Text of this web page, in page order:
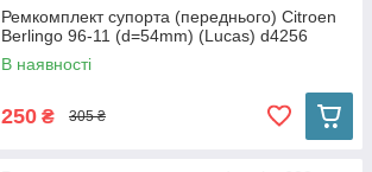
Ремкомплект супорта (переднього) Citroen
Berlingo 96-11 (d=54mm) (Lucas) d4256
В наявності
250 ₴ 305 ₴